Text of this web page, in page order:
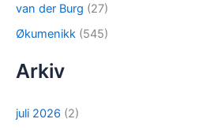
van der Burg (27)
Økumenikk (545)
Arkiv
juli 2026 (2)